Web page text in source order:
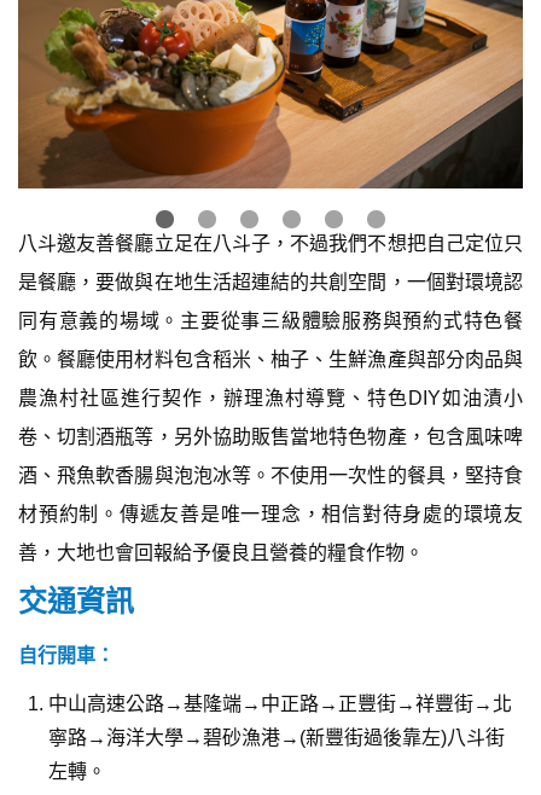
八斗邀友善餐廳立足在八斗子，不過我們不想把自己定位只
是餐廳，要做與在地生活超連結的共創空間，一個對環境認
同有意義的場域。主要從事三級體驗服務與預約式特色餐
飲。餐廳使用材料包含稻米、柚子、生鮮漁產與部分肉品與
農漁村社區進行契作，辦理漁村導覽、特色DIY如油漬小
卷、切割酒瓶等，另外協助販售當地特色物產，包含風味啤
酒、飛魚軟香腸與泡泡冰等。不使用一次性的餐具，堅持食
材預約制。傳遞友善是唯一理念，相信對待身處的環境友
善，大地也會回報給予優良且營養的糧食作物。
交通資訊
自行開車：
中山高速公路→基隆端→中正路→正豐街→祥豐街→北
寧路→海洋大學→碧砂漁港→(新豐街過後靠左)八斗街
左轉。